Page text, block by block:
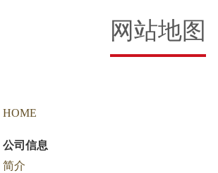
网站地图
HOME
公司信息
简介